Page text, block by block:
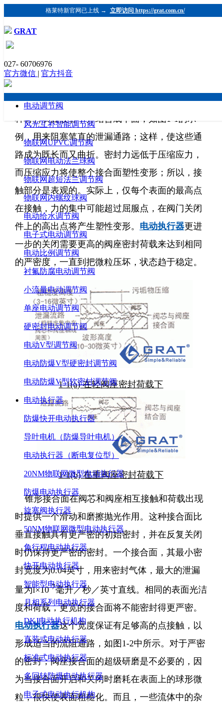
格莱特新官网已上线 → 立即访问 https://grat.com.cn/
GRAT
027- 60706976
官方微信 | 官方抖音
电动调节阀
风光互补智能调节阀
物联网UPVC调节阀
物联网电动法兰球阀
物联网超短法兰调节阀
物联网内螺纹球阀
电动给水调节阀
电子式电动调节阀
电动比例调节阀
衬氟防腐电动调节阀
小流量电动调节阀
单座电动调节阀
硬密封电动调节阀
电动V型调节阀
电动防爆V型硬密封调节阀
电动防爆V型软密封调节阀
电动执行器
防爆快开电动执行器
导叶电机（防爆导叶电机）
电动执行器（断电复位型）
20NM物联网微型电动执行器
防爆电动执行器
旋塞阀执行器
50NM物联网微型电动执行器
角行程电动执行器
快开电动执行器
智能型电动执行器
月相系列电动执行器
DKJ电动执行机构
直装式电动执行器
标准式电动执行器
多回转防爆电动执行器
电子式电动执行机构
阀内件密封的介绍
发布时间：2019-01-07 浏览：930 格莱特控制阀
（https://www.grat.com.cn/）
严密的密封需要一种材料的塑性变形进入另一
种材料表面波谷中并结合成平面，如图1-1的示
例，用来阻塞笔直的泄漏通路；这样，使这些通
路成为既长而又曲折。密封力远低于压缩应力，
而压缩应力将使整个接合面塑性变形；所以，接
触部分是表观的。实际上，仅每个表面的最高点
在接触，力的集中可能超过屈服点，在阀门关闭
件上的高出点将产生塑性变形。 电动执行器更进
一步的关闭需要更高的阀座密封荷载来达到相同
的严密度，一直到把微粒压坏，状态趋于稳定。
1-1(a) 在轻阀座密封荷载下
1-1(b) 在重阀座密封荷载下
锥形接合面在阀芯和阀座相互接触和荷载出现
时提供一个滑动和磨擦抛光作用。这种接合面比
垂直接触具有更严密的初始密封，并在反复关闭
时仍保持更严密的密封。一个接合面，其最小密
封宽度为0.04英寸，用来密封气体，最大的泄漏
量为l×10-7毫升／秒／英寸直线。相同的表面光洁
度和荷载，更宽的接合面将不能密封得更严密。
电动执行器这个宽度保证有足够高的点接触，以
形成适当的流阻通路，如图1-2中所示。对于严密
的密封，阀座接合面的超级研磨是不必要的，因
为当接合面开启和关闭时磨耗在表面上的球形微
粒，很快使表面粗糙化。而且，一些流体中的杂